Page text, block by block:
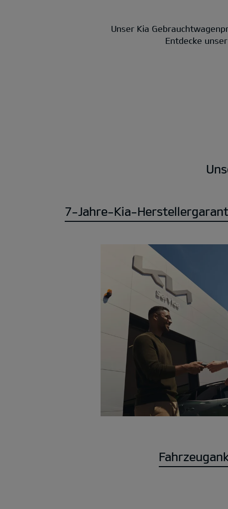
Unser Kia
Entdecke
7-Jahre-Kia-